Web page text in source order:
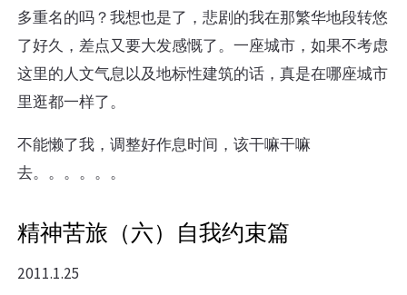
多重名的吗？我想也是了，悲剧的我在那繁华地段转悠
了好久，差点又要大发感慨了。一座城市，如果不考虑
这里的人文气息以及地标性建筑的话，真是在哪座城市
里逛都一样了。
不能懒了我，调整好作息时间，该干嘛干嘛
去。。。。。。
精神苦旅（六）自我约束篇
2011.1.25